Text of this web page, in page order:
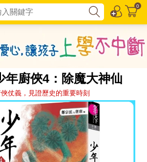
0
年廚俠4：除魔大神仙
仗義，見證歷史的重要時刻